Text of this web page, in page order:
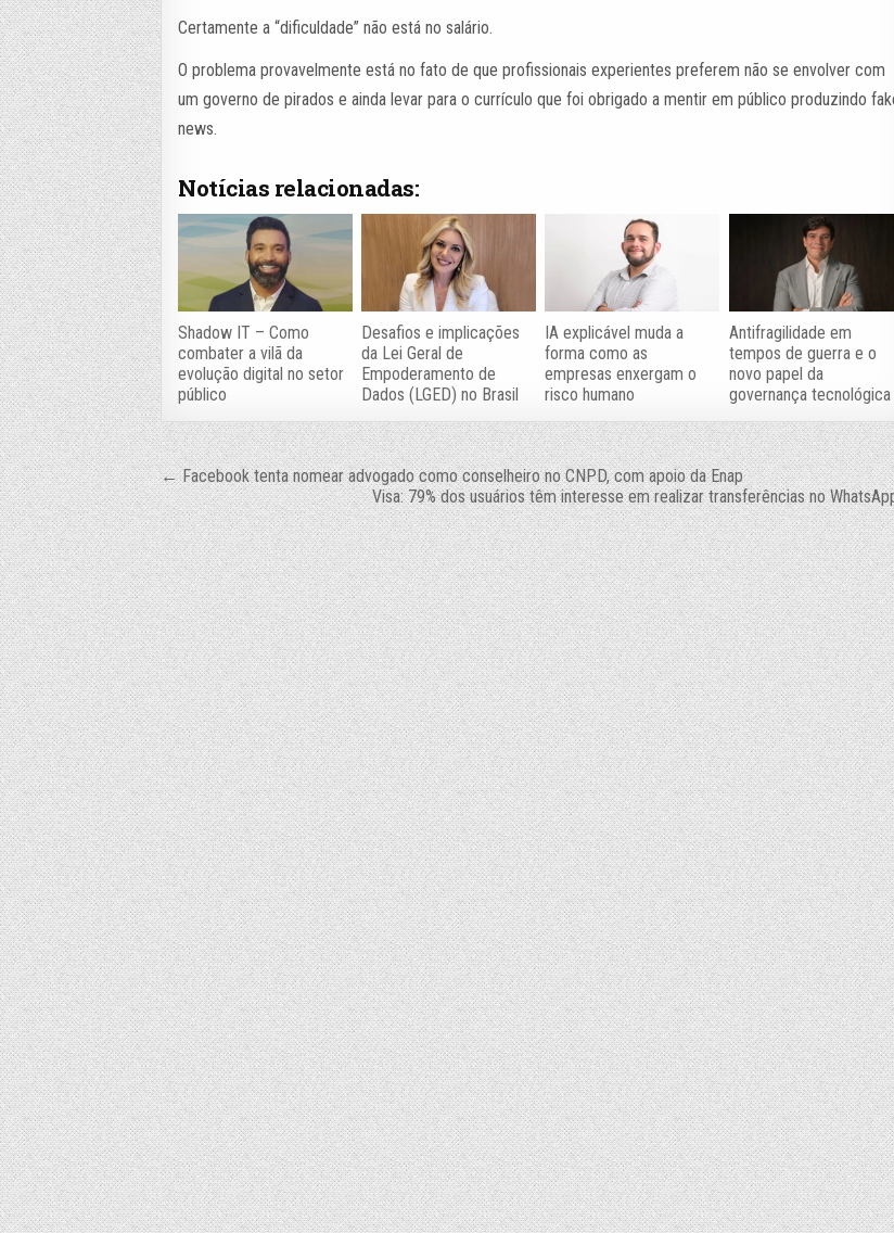
Certamente a “dificuldade” não está no salário.
O problema provavelmente está no fato de que profissionais experientes preferem não se envolver com
um governo de pirados e ainda levar para o currículo que foi obrigado a mentir em público produzindo
news.
Notícias relacionadas:
Shadow IT – Como
combater a vilã da
evolução digital no setor
público
Desafios e implicações
da Lei Geral de
Empoderamento de
Dados (LGED) no Brasil
IA explicável muda a
forma como as
empresas enxergam o
risco humano
Antifragilidade em
tempos de guerra e o
novo papel da
governança tecnológica
Navegação
de
Post
← Facebook tenta nomear advogado como conselheiro no CNPD, com apoio da Enap
Visa: 79% dos usuários têm interesse em realizar transferências no